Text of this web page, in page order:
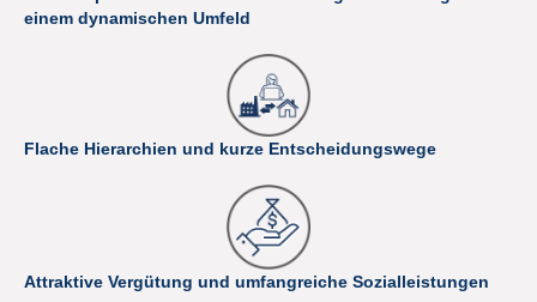
einem dynamischen Umfeld
Flache Hierarchien und kurze Entscheidungswege
Attraktive Vergütung und umfangreiche Sozialleistungen